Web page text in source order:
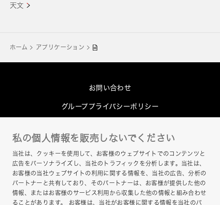
天文
ホーム アプリケーション
お問い合わせ
グループプライバシーポリシー
このサイトについて
ヘルプ
サイトマップ
私の個人情報を販売しないでください
当社は、クッキーを使用して、お客様のウェブサイトでのコンテンツと
広告をパーソナライズし、当社のトラフィックを分析します。当社は、
お客様の当社ウェブサイトの利用に関する情報を、当社の広告、分析の
パートナーと共有しており、そのパートナーは、お客様が提供した他の
情報、またはお客様のサービス利用から収集した他の情報と組み合わせ
ることがあります。 お客様は、当社がお客様に関する情報を当社のパ